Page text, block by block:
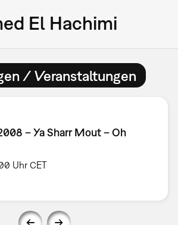
El Hachimi
/ Veranstaltungen
– Ya Sharr Mout – Oh
Uhr CET